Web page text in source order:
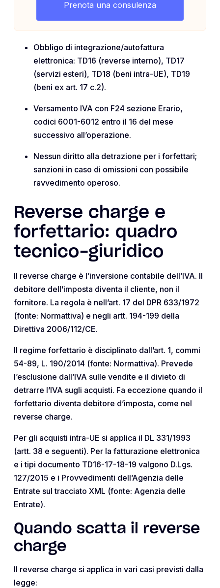
Prenota una consulenza
Obbligo di integrazione/autofattura
elettronica: TD16 (reverse interno), TD17
(servizi esteri), TD18 (beni intra-UE), TD19
(beni ex art. 17 c.2).
Versamento IVA con F24 sezione Erario,
codici 6001-6012 entro il 16 del mese
successivo all’operazione.
Nessun diritto alla detrazione per i forfettari;
sanzioni in caso di omissioni con possibile
ravvedimento operoso.
Reverse charge e
forfettario: quadro
tecnico-giuridico
Il reverse charge è l’inversione contabile dell’IVA. Il
debitore dell’imposta diventa il cliente, non il
fornitore. La regola è nell’art. 17 del DPR 633/1972
(fonte: Normattiva) e negli artt. 194-199 della
Direttiva 2006/112/CE.
Il regime forfettario è disciplinato dall’art. 1, commi
54-89, L. 190/2014 (fonte: Normattiva). Prevede
l’esclusione dall’IVA sulle vendite e il divieto di
detrarre l’IVA sugli acquisti. Fa eccezione quando il
forfettario diventa debitore d’imposta, come nel
reverse charge.
Per gli acquisti intra-UE si applica il DL 331/1993
(artt. 38 e seguenti). Per la fatturazione elettronica
e i tipi documento TD16-17-18-19 valgono D.Lgs.
127/2015 e i Provvedimenti dell’Agenzia delle
Entrate sul tracciato XML (fonte: Agenzia delle
Entrate).
Quando scatta il reverse
charge
Il reverse charge si applica in vari casi previsti dalla
legge: